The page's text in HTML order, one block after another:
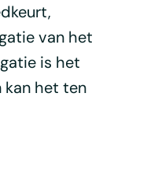
van het
is het
kan het ten